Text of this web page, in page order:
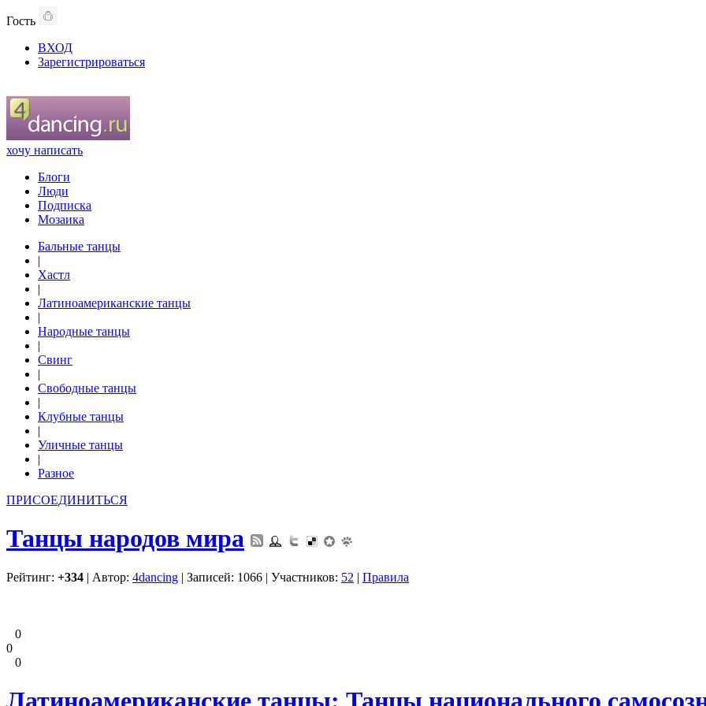
Гость
ВХОД
Зарегистрироваться
хочу написать
Блоги
Люди
Подписка
Мозаика
Бальные танцы
|
Хастл
|
Латиноамериканские танцы
|
Народные танцы
|
Свинг
|
Свободные танцы
|
Клубные танцы
|
Уличные танцы
|
Разное
ПРИСОЕДИНИТЬСЯ
Танцы народов мира
Рейтинг: +334 | Автор: 4dancing | Записей: 1066 | Участников: 52 | Правила
0
0
0